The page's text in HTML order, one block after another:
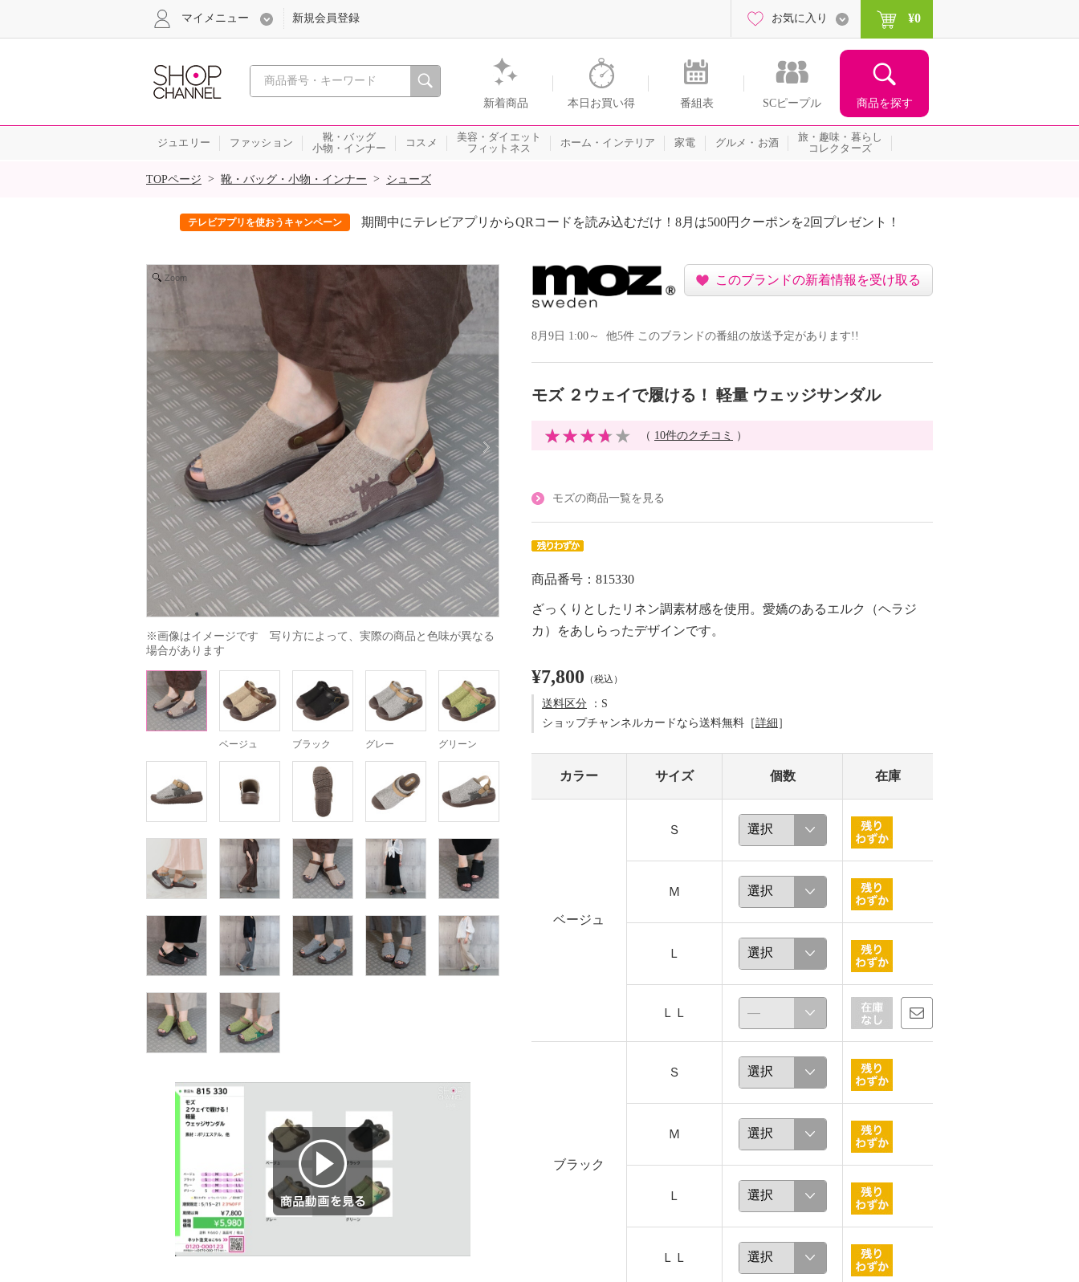
心おどる、瞬間を。通販・テレビショッピングのショップチャンネル
新着商品 本日お買い得 番組表 SCピープル 商品を探す
マイメニュー 新規会員登録 お気に入り ¥0
ジュエリー ファッション
靴・バッグ
小物・インナー
コスメ
美容・ダイエット
フィットネス
ホーム・インテリア 家電 グルメ・お酒
旅・趣味・暮らし
コレクターズ
SALE
TOPページ > 靴・バッグ・小物・インナー > シューズ
テレビアプリを使おうキャンペーン 期間中にテレビアプリからQRコードを読み込むだけ！8月は500円クーポンを2回プレゼント！
Zoom
※画像はイメージです　写り方によって、実際の商品と色味が異なる
場合があります
ベージュ ブラック グレー グリーン
商品動画を見る
このブランドの新着情報を受け取る
8月9日 1:00～ 他5件 このブランドの番組の放送予定があります!!
モズ ２ウェイで履ける！ 軽量 ウェッジサンダル
（ 10件のクチコミ ）
モズの商品一覧を見る
商品番号：815330
ざっくりとしたリネン調素材感を使用。愛嬌のあるエルク（ヘラジ
カ）をあしらったデザインです。
¥7,800 （税込）
送料区分 ：S
ショップチャンネルカードなら送料無料［詳細 ］
カラー サイズ 個数 在庫
ベージュ
Ｓ
Ｍ
Ｌ
ＬＬ
ブラック
Ｓ
Ｍ
Ｌ
ＬＬ